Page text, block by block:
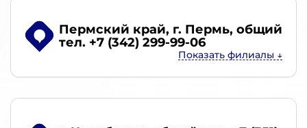
Пермский край, г. Пермь, общий
тел. +7 (342) 299-99-06